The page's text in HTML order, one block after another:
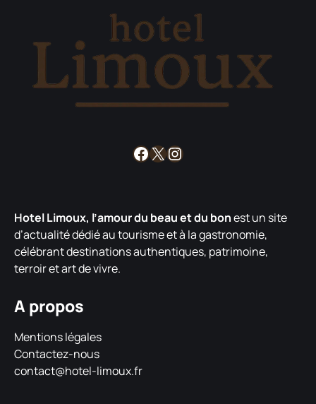
Facebook
X Instagram
Hotel Limoux, l’amour du beau et du bonest un site
d’actualité dédié au tourisme et à la gastronomie,
célébrant destinations authentiques, patrimoine,
terroir et art de vivre.
A propos
Mentions légales
Contactez-nous
contact@hotel-limoux.fr